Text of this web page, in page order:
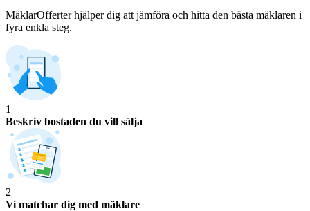
MäklarOfferter hjälper dig att jämföra och hitta den bästa mäklaren i
fyra enkla steg.
1
Beskriv bostaden du vill sälja
2
Vi matchar dig med mäklare